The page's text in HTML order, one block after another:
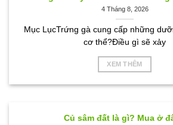
4 Tháng 8, 2026
Mục LụcTrứng gà cung cấp những
cơ thể?Điều gì sẽ xảy
XEM THÊM
Củ sâm đất là gì? Mua ở